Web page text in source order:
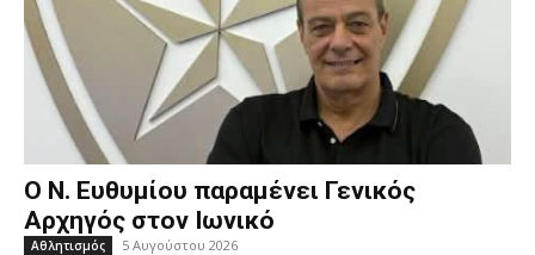
Ο Ν. Ευθυμίου παραμένει Γενικός
Αρχηγός στον Ιωνικό
Αθλητισμός 5 Αυγούστου 2026